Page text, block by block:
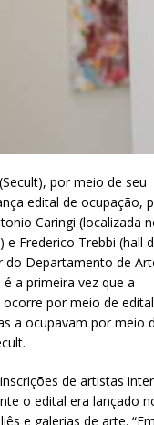
por meio de seu
edital de ocupação,
Caringi (localizada
e Frederico Trebbi (hall
do Departamento de
a primeira vez que a
por meio de
a ocupavam por meio
de artistas
o edital era lançado
e galerias de arte.